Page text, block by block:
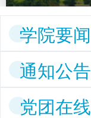
学院要闻
通知公告
党团在线